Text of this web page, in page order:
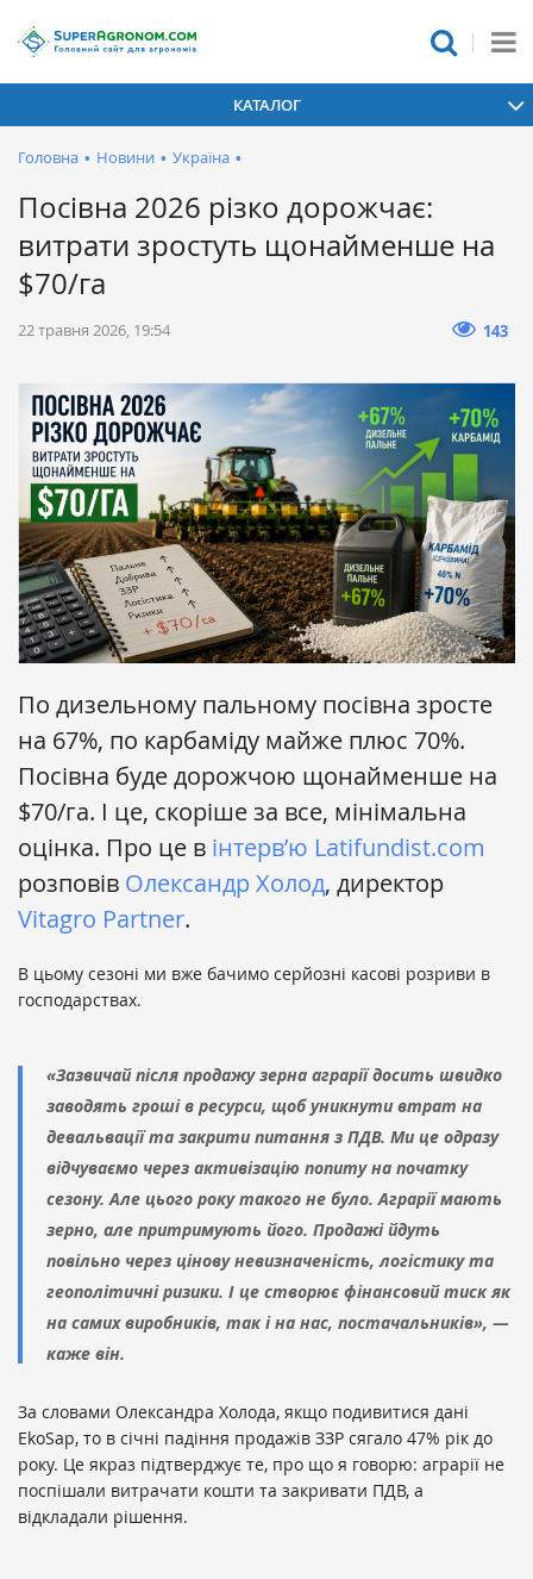
КАТАЛОГ
Головна • Новини • Україна •
Посівна 2026 різко дорожчає:
витрати зростуть щонайменше на
$70/га
22 травня 2026, 19:54 143
По дизельному пальному посівна зросте
на 67%, по карбаміду майже плюс 70%.
Посівна буде дорожчою щонайменше на
$70/га. І це, скоріше за все, мінімальна
оцінка. Про це в інтерв’ю Latifundist.com
розповів Олександр Холод, директор
Vitagro Partner.
В цьому сезоні ми вже бачимо серйозні касові розриви в
господарствах.
«Зазвичай після продажу зерна аграрії досить швидко
заводять гроші в ресурси, щоб уникнути втрат на
девальвації та закрити питання з ПДВ. Ми це одразу
відчуваємо через активізацію попиту на початку
сезону. Але цього року такого не було. Аграрії мають
зерно, але притримують його. Продажі йдуть
повільно через цінову невизначеність, логістику та
геополітичні ризики. І це створює фінансовий тиск як
на самих виробників, так і на нас, постачальників», —
каже він.
За словами Олександра Холода, якщо подивитися дані
EkoSap, то в січні падіння продажів ЗЗР сягало 47% рік до
року. Це якраз підтверджує те, про що я говорю: аграрії не
поспішали витрачати кошти та закривати ПДВ, а
відкладали рішення.